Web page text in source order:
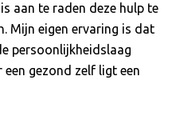
aan te raden deze hulp te
Mijn eigen ervaring is dat
persoonlijkheidslaag
gezond zelf ligt een